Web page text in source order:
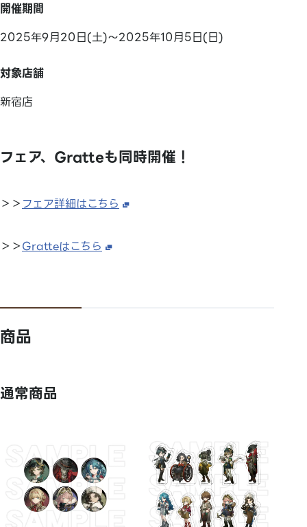
開催期間
2025年9月20日(土)～2025年10月5日(日)
対象店舗
新宿店
フェア、Gratteも同時開催！
＞＞フェア詳細はこちら
＞＞Gratteはこちら
商品
通常商品